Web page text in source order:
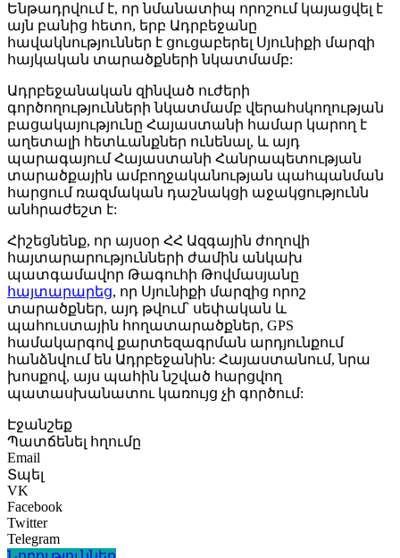
Ենթադրվում է, որ նմանատիպ որոշում կայացվել է
այն բանից հետո, երբ Ադրբեջանը
հավակնություններ է ցուցաբերել Սյունիքի մարզի
հայկական տարածքների նկատմամբ:
Ադրբեջանական զինված ուժերի
գործողությունների նկատմամբ վերահսկողության
բացակայությունը Հայաստանի համար կարող է
աղետալի հետևանքներ ունենալ, և այդ
պարագայում Հայաստանի Հանրապետության
տարածքային ամբողջականության պահպանման
հարցում ռազմական դաշնակցի աջակցությունն
անհրաժեշտ է:
Հիշեցնենք, որ այսօր ՀՀ Ազգային ժողովի
հայտարարությունների ժամին անկախ
պատգամավոր Թագուհի Թովմասյանը
հայտարարեց, որ Սյունիքի մարզից որոշ
տարածքներ, այդ թվում՝ սեփական և
պահուստային հողատարածքներ, GPS
համակարգով քարտեզագրման արդյունքում
հանձնվում են Ադրբեջանին: Հայաստանում, նրա
խոսքով, այս պահին նշված հարցվող
պատասխանատու կառույց չի գործում:
Էջանշեք
Պատճենել հղումը
Email
Տպել
VK
Facebook
Twitter
Telegram